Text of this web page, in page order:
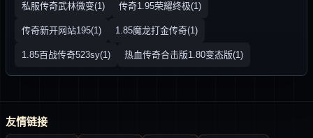
私服传奇武林微变(1) 传奇1.95荣耀终极(1)
传奇新开网站195(1) 1.85魔龙打金传奇(1)
1.85百战传奇523sy(1) 热血传奇合击版1.80变态版(1)
友情链接